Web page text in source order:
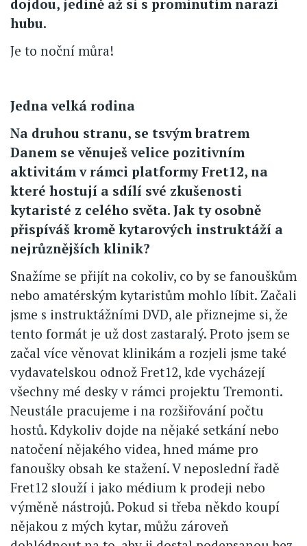
dojdou, jedině až si s prominutím narazí
hubu.
Je to noční můra!
Jedna velká rodina
Na druhou stranu, se tsvým bratrem
Danem se věnuješ velice pozitivním
aktivitám v rámci platformy Fret12, na
které hostují a sdílí své zkušenosti
kytaristé z celého světa. Jak ty osobně
přispíváš kromě kytarových instruktáží a
nejrůznějších klinik?
Snažíme se přijít na cokoliv, co by se fanouškům
nebo amatérským kytaristům mohlo líbit. Začali
jsme s instruktážními DVD, ale přiznejme si, že
tento formát je už dost zastaralý. Proto jsem se
začal více věnovat klinikám a rozjeli jsme také
vydavatelskou odnož Fret12, kde vycházejí
všechny mé desky v rámci projektu Tremonti.
Neustále pracujeme i na rozšiřování počtu
hostů. Kdykoliv dojde na nějaké setkání nebo
natočení nějakého videa, hned máme pro
fanoušky obsah ke stažení. V neposlední řadě
Fret12 slouží i jako médium k prodeji nebo
výměně nástrojů. Pokud si třeba někdo koupí
nějakou z mých kytar, můžu zároveň